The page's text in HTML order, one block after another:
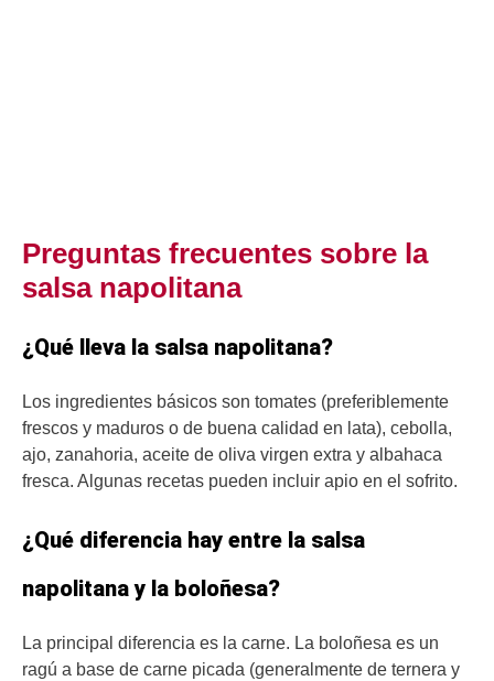
Preguntas frecuentes sobre la
salsa napolitana
¿Qué lleva la salsa napolitana?
Los ingredientes básicos son tomates (preferiblemente
frescos y maduros o de buena calidad en lata), cebolla,
ajo, zanahoria, aceite de oliva virgen extra y albahaca
fresca. Algunas recetas pueden incluir apio en el sofrito.
¿Qué diferencia hay entre la salsa
napolitana y la boloñesa?
La principal diferencia es la carne. La boloñesa es un
ragú a base de carne picada (generalmente de ternera y